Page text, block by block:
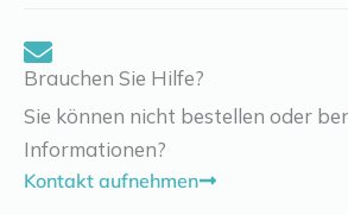
Brauchen Sie Hilfe?
Sie können nicht bestellen oder
Informationen?
Kontakt aufnehmen